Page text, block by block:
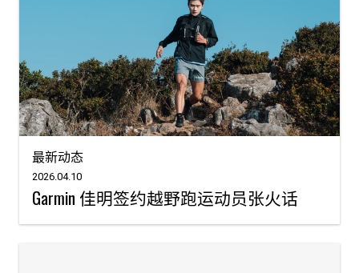
最新动态
2026.04.10
Garmin 佳明签约越野跑运动员张火话